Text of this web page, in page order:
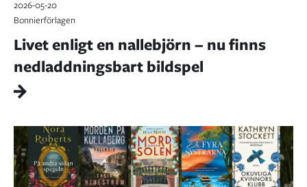
2026-05-20
Bonnierförlagen
Livet enligt en nallebjörn – nu finns
nedladdningsbart bildspel